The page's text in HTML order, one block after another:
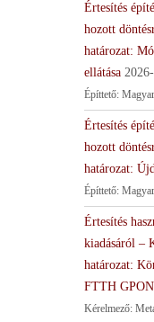
Értesítés
hozott
határozat:
ellátása
Építtető:
Értesítés
hozott
határozat:
Építtető:
Értesítés
kiadásáról –
határozat:
FTTH GPON
Kérelmező: